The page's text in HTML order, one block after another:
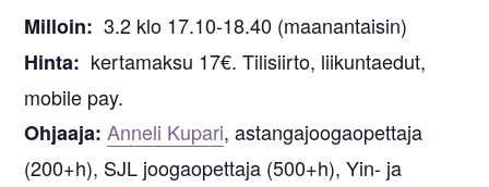
Milloin: 3.2 klo 17.10-18.40 (maanantaisin)
Hinta: kertamaksu 17€. Tilisiirto, liikuntaedut,
mobile pay.
Ohjaaja:Anneli Kupari, astangajoogaopettaja
(200+h), SJL joogaopettaja (500+h), Yin- ja